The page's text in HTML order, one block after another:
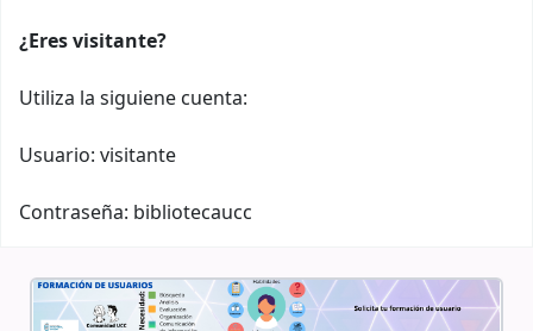
¿Eres visitante?
Utiliza la siguiene cuenta:
Usuario: visitante
Contraseña: bibliotecaucc